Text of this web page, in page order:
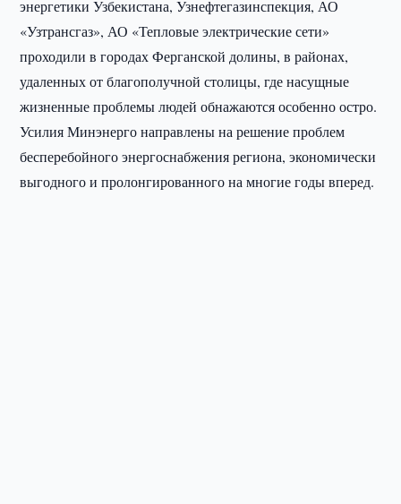
энергетики Узбекистана, Узнефтегазинспекция, АО
«Узтрансгаз», АО «Тепловые электрические сети»
проходили в городах Ферганской долины, в районах,
удаленных от благополучной столицы, где насущные
жизненные проблемы людей обнажаются особенно остро.
Усилия Минэнерго направлены на решение проблем
бесперебойного энергоснабжения региона, экономически
выгодного и пролонгированного на многие годы вперед.